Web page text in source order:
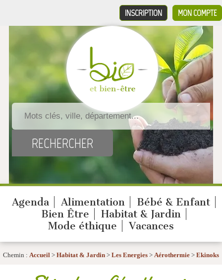
MON COMPTE
INSCRIPTION
Agenda Alimentation
Bébé & Enfant
Bien Être
Habitat & Jardin
Mode éthique
Vacances
Chemin : Accueil > Habitat & Jardin > Les Energies > Aérothermie > Ekinoks